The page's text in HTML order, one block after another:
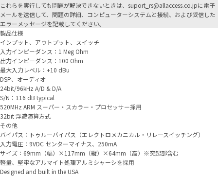
これらを実行しても問題が解決できないときは、 suport_rs@allaccess.co.jpに電子
メールを送信して、問題の詳細、コンピューターシステムと接続、および受信した
エラーメッセージを記載してください。
製品仕様
インプット、アウトプット、スイッチ
入力インピーダンス：1 Meg Ohm
出力インピーダンス：100 Ohm
最大入力レベル：+10 dBu
DSP、オーディオ
24bit/96kHz A/D & D/A
S/N：116 dB typical
520MHz ARM スーパー・スカラー・プロセッサー採用
32bit 浮遊演算方式
その他
バイパス：トゥルーバイパス（エレクトロメカニカル・リレースイッチング）
入力電圧：9VDC センターマイナス、250mA
サイズ：69mm（幅）×117mm（縦）×64mm（高）※突起部含む
軽量、堅牢なアルマイト処理アルミシャーシを採用
Designed and built in the USA